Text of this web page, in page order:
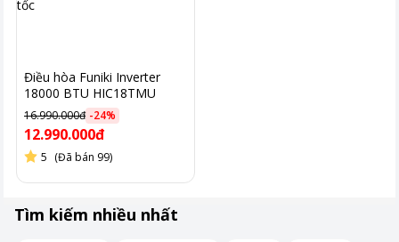
Dàn nóng V18WIN1N được thiết kế hình hộp chữ nhật với các
Điều hòa Funiki Inverter
18000 BTU HIC18TMU
16.990.000đ -24%
12.990.000đ
5 (Đã bán 99)
Tìm kiếm nhiều nhất